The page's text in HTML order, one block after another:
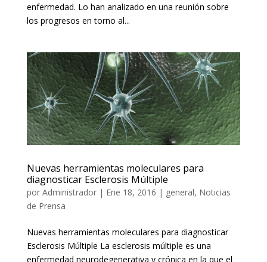
enfermedad. Lo han analizado en una reunión sobre
los progresos en torno al...
Nuevas herramientas moleculares para
diagnosticar Esclerosis Múltiple
por Administrador| Ene 18, 2016 | general, Noticias
de Prensa
Nuevas herramientas moleculares para diagnosticar
Esclerosis Múltiple La esclerosis múltiple es una
enfermedad neurodegenerativa y crónica en la que el